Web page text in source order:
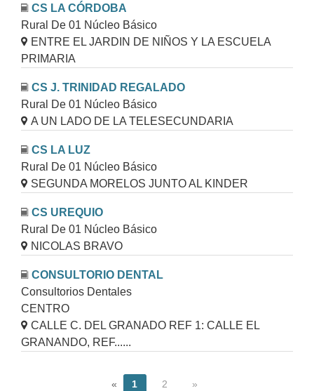
CS LA CÓRDOBA
Rural De 01 Núcleo Básico
ENTRE EL JARDIN DE NIÑOS Y LA ESCUELA
PRIMARIA
CS J. TRINIDAD REGALADO
Rural De 01 Núcleo Básico
A UN LADO DE LA TELESECUNDARIA
CS LA LUZ
Rural De 01 Núcleo Básico
SEGUNDA MORELOS JUNTO AL KINDER
CS UREQUIO
Rural De 01 Núcleo Básico
NICOLAS BRAVO
CONSULTORIO DENTAL
Consultorios Dentales
CENTRO
CALLE C. DEL GRANADO REF 1: CALLE EL
GRANANDO, REF......
« 1 2 »